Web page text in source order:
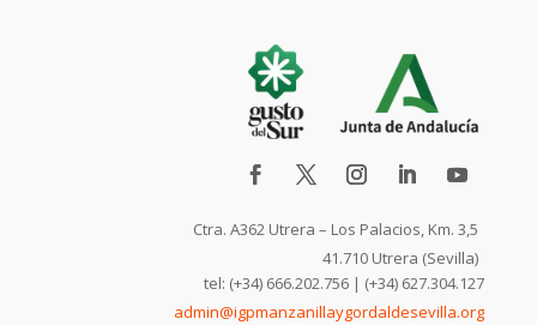
Ctra. A362 Utrera – Los Palacios, Km. 3,5
41.710 Utrera (Sevilla)
tel: (+34) 666.202.756 | (+34) 627.304.127
admin@igpmanzanillaygordaldesevilla.org